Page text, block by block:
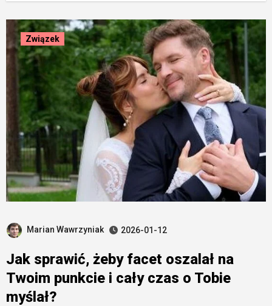
Związek
Marian Wawrzyniak 2026-01-12
Jak sprawić, żeby facet oszalał na
Twoim punkcie i cały czas o Tobie
myślał?